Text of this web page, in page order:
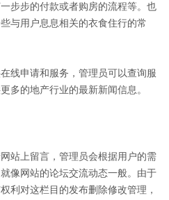
步的付款或者购房的流程等。也
与用户息息相关的衣食住行的常
申请和服务，管理员可以查询服
多的地产行业的最新新闻信息。
上留言，管理员会根据用户的需
像网站的论坛交流动态一般。由于
利对这栏目的发布删除修改管理，